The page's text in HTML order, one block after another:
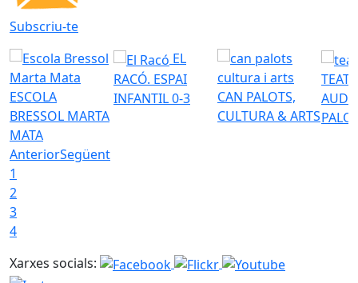
Subscriu-te
ESCOLA
BRESSOL MARTA
MATA
EL
RACÓ. ESPAI
INFANTIL 0-3
CAN PALOTS,
CULTURA & ARTS
AnteriorSegüent
1
2
3
4
Xarxes socials: